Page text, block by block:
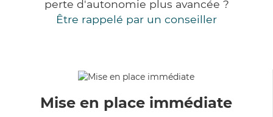
perte d'autonomie plus avancée ?
Être rappelé par un conseiller
Mise en place immédiate